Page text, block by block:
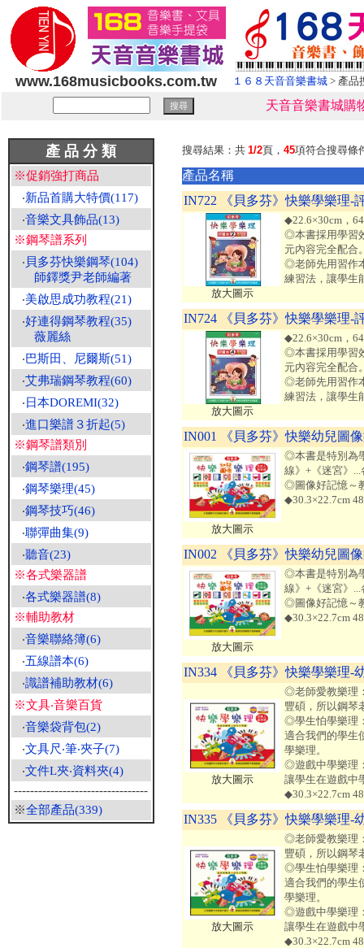
www.168musicbooks.com.tw １６８天音音樂書城 > 產品
天音音樂書城購
產 品 分 類
※促銷強打商品
‧新品首購大特價(117)
‧音樂文具飾品(13)
※鋼琴譜系列
‧ 貝多芬快樂鋼琴(104)
師鐸獎尹老師編著
‧美啟思成功教程(21)
‧好連得鋼琴教程(35)
薇麗絲
‧巴斯田、尼爾斯(51)
‧艾弗瑞鋼琴教程(60)
‧ 日本DOREMI(32)
‧進口樂譜３折起(5)
※鋼琴譜類別
‧鋼琴譜(195)
‧鋼琴樂理(45)
‧鋼琴技巧(46)
‧聯彈曲集(9)
‧聽音(23)
※各式樂器譜
‧各式樂器譜(8)
※輔助教材
‧音樂聯絡簿(6)
‧五線譜本(6)
‧識譜補助教材(6)
※文具‧音樂百貨
‧音樂袋背包(2)
‧文具尺‧筆‧夾子(7)
‧文件L夾‧資料夾(4)
---------------------------------
※全部產品(339)
搜尋結果：共 1/2頁， 45項符合搜尋條
產品名稱
IN722 《貝多芬》快樂學樂理-
放大圖示
◆22.6×30cm，
◎本書採用學習
元內容完全配合
◎老師先用習作
練習法，讓學生
IN724 《貝多芬》快樂學樂理-
放大圖示
◆22.6×30cm，
◎本書採用學習
元內容完全配合
◎老師先用習作
練習法，讓學生
IN001 《貝多芬》快樂幼兒圖
放大圖示
◎本書是特別為
線》+《迷宮》
◎圖像好記憶～
◆30.3×22.7cm
IN002 《貝多芬》快樂幼兒圖
放大圖示
◎本書是特別為
線》+《迷宮》
◎圖像好記憶～
◆30.3×22.7cm
IN334 《貝多芬》快樂學樂理-
放大圖示
◎老師愛教樂理
豐碩，所以鋼琴
◎學生怕學樂理
適合我們的學生
學樂理。
◎遊戲中學樂理
讓學生在遊戲中
◆30.3×22.7cm
IN335 《貝多芬》快樂學樂理-
放大圖示
◎老師愛教樂理
豐碩，所以鋼琴
◎學生怕學樂理
適合我們的學生
學樂理。
◎遊戲中學樂理
讓學生在遊戲中
◆30.3×22.7cm